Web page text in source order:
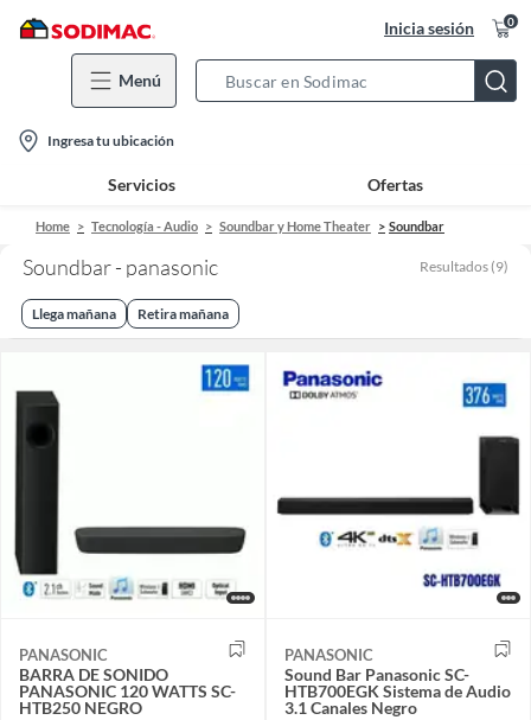
Inicia sesión 0
Menú
Bar
location-
icon
Ingresa tu ubicación
Servicios Ofertas
Home Tecnología - Audio Soundbar y Home Theater Soundbar
Soundbar - panasonic Resultados (9)
Llega mañana Retira mañana
PANASONIC
BARRA DE SONIDO
PANASONIC 120 WATTS SC-
HTB250 NEGRO
PANASONIC
Sound Bar Panasonic SC-
HTB700EGK Sistema de Audio
3.1 Canales Negro